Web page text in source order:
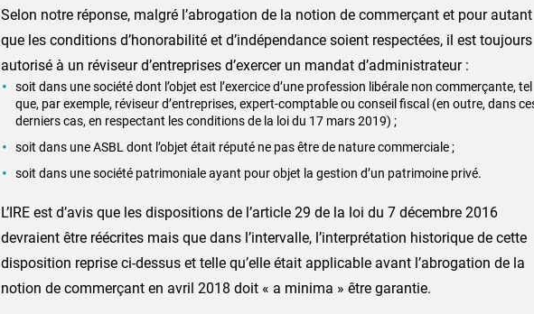
Selon notre réponse, malgré l’abrogation de la notion de commerçant et pour autant
que les conditions d’honorabilité et d’indépendance soient respectées, il est toujours
autorisé à un réviseur d’entreprises d’exercer un mandat d’administrateur :
soit dans une société dont l’objet est l’exercice d’une profession libérale non commerçante, tel
que, par exemple, réviseur d’entreprises, expert-comptable ou conseil fiscal (en outre, dans
derniers cas, en respectant les conditions de la loi du 17 mars 2019) ;
soit dans une ASBL dont l’objet était réputé ne pas être de nature commerciale ;
soit dans une société patrimoniale ayant pour objet la gestion d’un patrimoine privé.
L’IRE est d’avis que les dispositions de l’article 29 de la loi du 7 décembre 2016
devraient être réécrites mais que dans l’intervalle, l’interprétation historique de cette
disposition reprise ci-dessus et telle qu’elle était applicable avant l’abrogation de la
notion de commerçant en avril 2018 doit « a minima » être garantie.